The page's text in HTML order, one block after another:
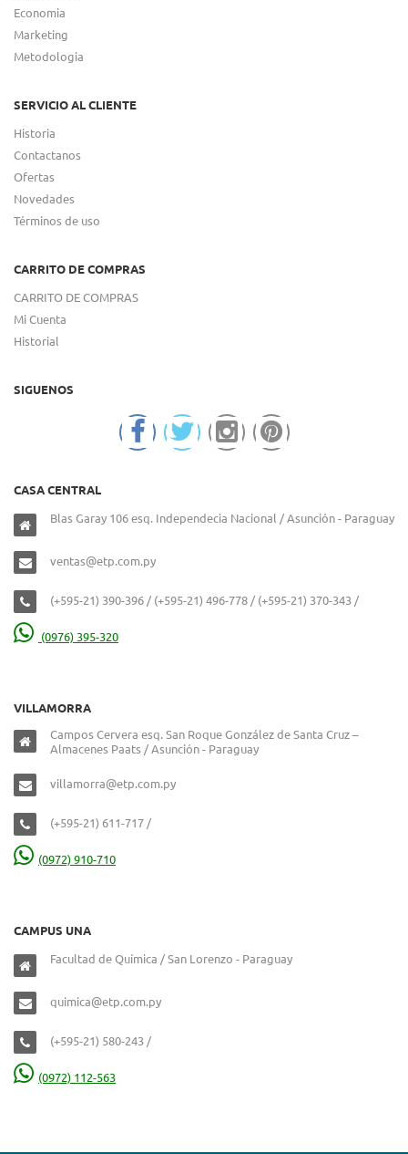
Economia
Marketing
Metodologia
SERVICIO AL CLIENTE
Historia
Contactanos
Ofertas
Novedades
Términos de uso
CARRITO DE COMPRAS
CARRITO DE COMPRAS
Mi Cuenta
Historial
SIGUENOS
CASA CENTRAL
Blas Garay 106 esq. Independecia Nacional / Asunción - Paraguay
ventas@etp.com.py
(+595-21) 390-396 / (+595-21) 496-778 / (+595-21) 370-343 /
(0976) 395-320
VILLAMORRA
Campos Cervera esq. San Roque González de Santa Cruz –
Almacenes Paats / Asunción - Paraguay
villamorra@etp.com.py
(+595-21) 611-717 /
(0972) 910-710
CAMPUS UNA
Facultad de Química / San Lorenzo - Paraguay
quimica@etp.com.py
(+595-21) 580-243 /
(0972) 112-563